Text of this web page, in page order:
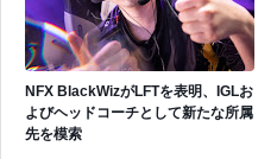
NFX BlackWizがLFTを表明、IGLお
よびヘッドコーチとして新たな所属
先を模索